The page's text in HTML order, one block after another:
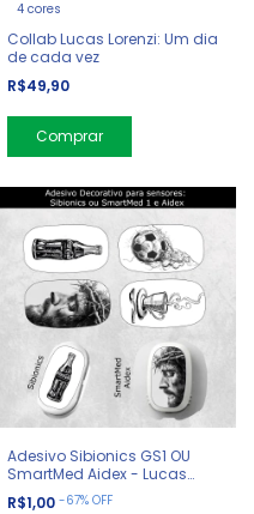
4 cores
Collab Lucas Lorenzi: Um dia
de cada vez
R$49,90
Comprar
Adesivo Sibionics GS1 OU
SmartMed Aidex - Lucas
Lorenzi
R$1,00 -67% OFF